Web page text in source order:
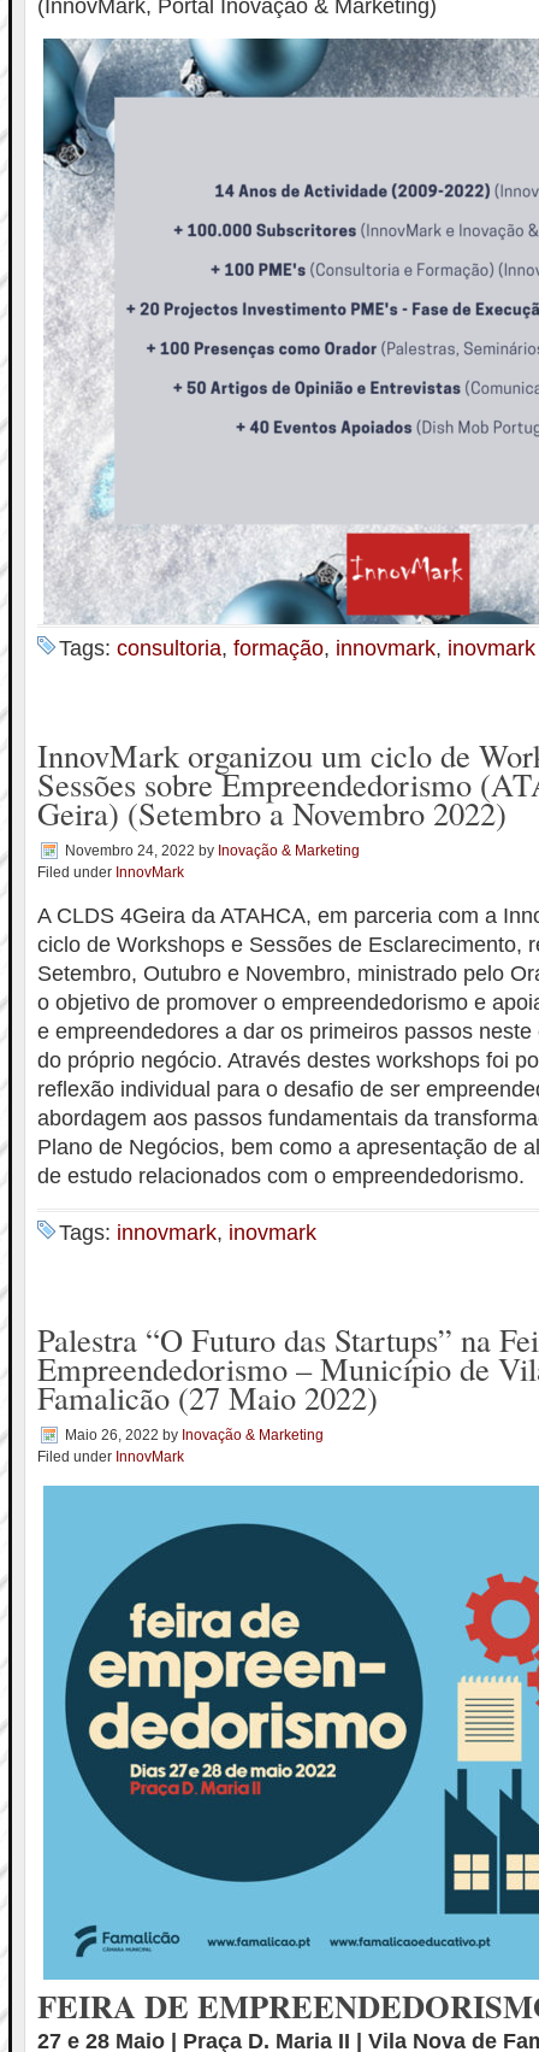
(InnovMark, Portal Inovação & Marketing)
Tags: consultoria, formação, innovmark, inovmark
InnovMark organizou um ciclo de
Sessões sobre Empreendedorismo
Geira) (Setembro a Novembro 2022)
Novembro 24, 2022 by Inovação & Marketing
Filed under InnovMark
A CLDS 4Geira da ATAHCA, em parceria com a
ciclo de Workshops e Sessões de Esclarecimento,
Setembro, Outubro e Novembro, ministrado pelo
o objetivo de promover o empreendedorismo e
e empreendedores a dar os primeiros passos
do próprio negócio. Através destes workshops foi
reflexão individual para o desafio de ser
abordagem aos passos fundamentais da
Plano de Negócios, bem como a apresentação de
de estudo relacionados com o empreendedorismo.
Tags: innovmark, inovmark
Palestra “O Futuro das Startups” na
Empreendedorismo – Município de
Famalicão (27 Maio 2022)
Maio 26, 2022 by Inovação & Marketing
Filed under InnovMark
FEIRA DE
27 e 28 Maio | Praça D. Maria II | Vila Nova de